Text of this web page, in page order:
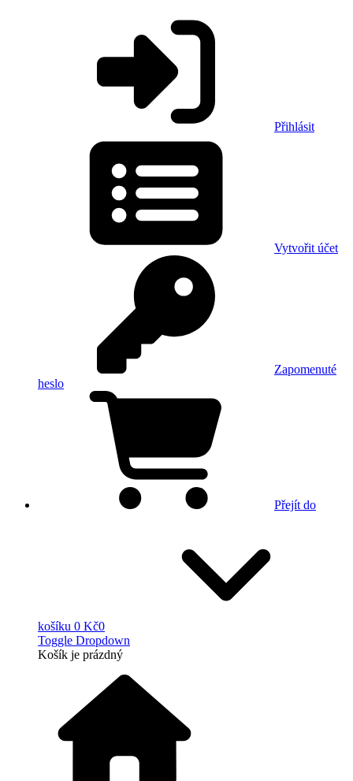
Přihlásit
Vytvořit účet
Zapomenuté
heslo
Přejít do
košíku 0 Kč0
Toggle Dropdown
Košík je prázdný